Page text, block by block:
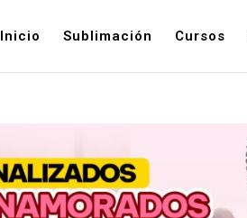
Inicio Sublimación Cursos